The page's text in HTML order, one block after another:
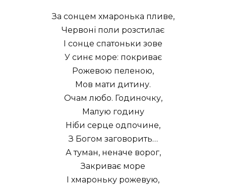
За сонцем хмаронька пливе,
Червоні поли розстилає
І сонце спатоньки зове
У синє море: покриває
Рожевою пеленою,
Мов мати дитину.
Очам любо. Годиночку,
Малую годину
Ніби серце одпочине,
З Богом заговорить…
А туман, неначе ворог,
Закриває море
І хмароньку рожевую,